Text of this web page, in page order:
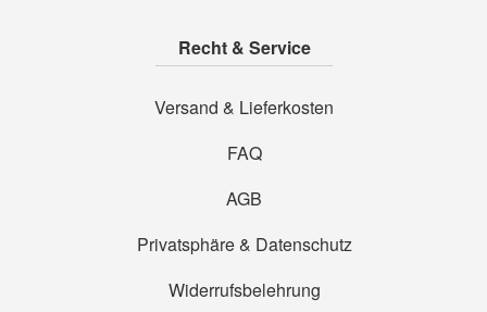
Recht & Service
Versand & Lieferkosten
FAQ
AGB
Privatsphäre & Datenschutz
Widerrufsbelehrung